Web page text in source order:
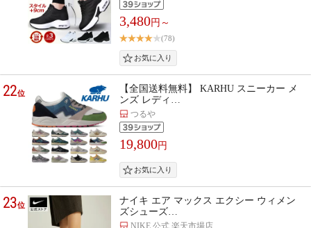
3,480円～
(78)
22位
【全国送料無料】 KARHU スニーカー メ
ンズ レディ…
つるや
19,800円
23位
ナイキ エア マックス エクシー ウィメン
ズシューズ…
NIKE 公式 楽天市場店